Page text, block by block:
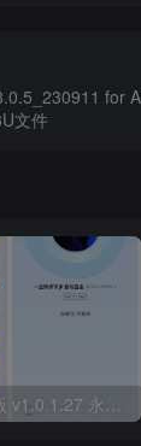
for
文件